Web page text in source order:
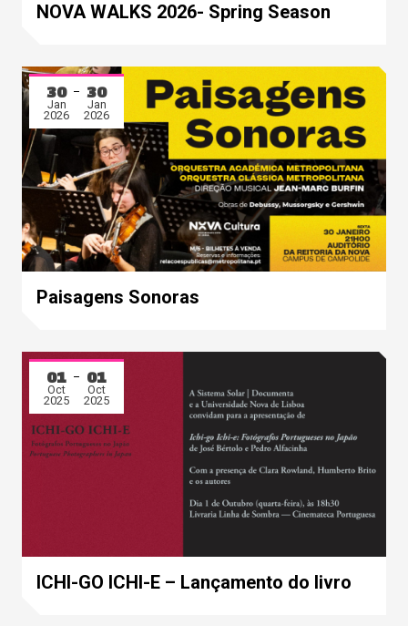
2026
2026
NOVA WALKS 2026- Spring Season
30
Jan
2026
30
Jan
2026
Paisagens Sonoras
01
Oct
2025
01
Oct
2025
ICHI-GO ICHI-E – Lançamento do livro